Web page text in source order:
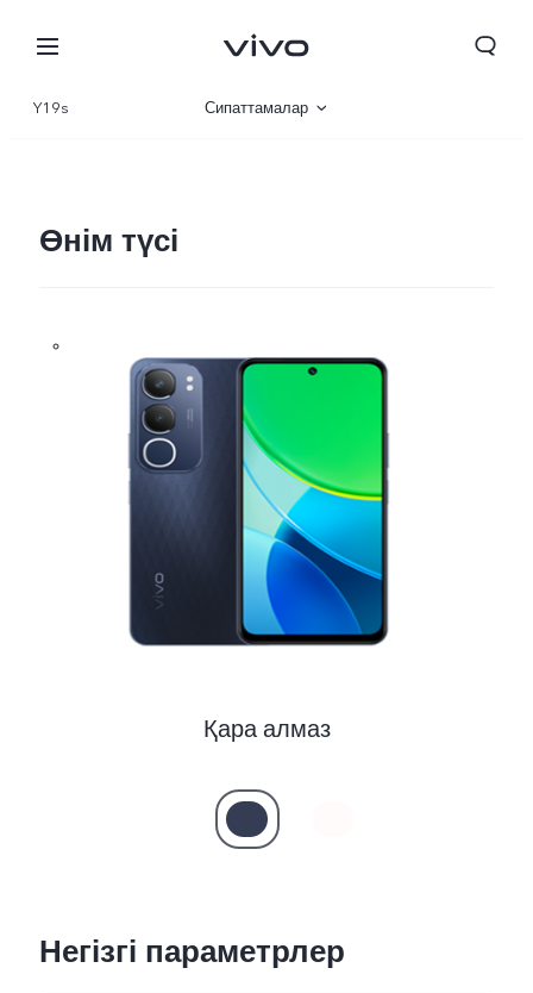
Казахстан(kk) | Елді/аймақты таңдаңыз
Y19s Сипаттамалар
Өнім түсі
Қара алмаз
Негізгі параметрлер